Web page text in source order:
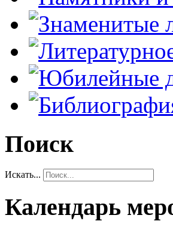
Поиск
Искать...
Календарь